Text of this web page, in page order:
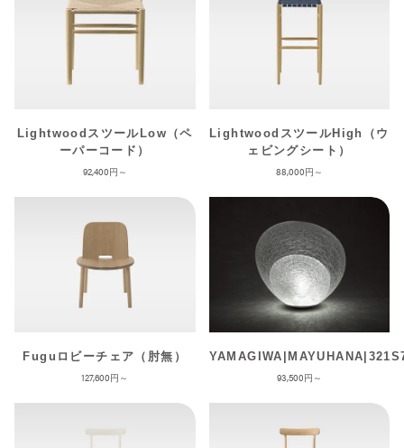
LightwoodスツールLow（ペ
ーパーコード）
92,400
LightwoodスツールHigh（ウ
ェビングシート）
88,000
Fuguロビーチェア（肘無）
127,600 93,500